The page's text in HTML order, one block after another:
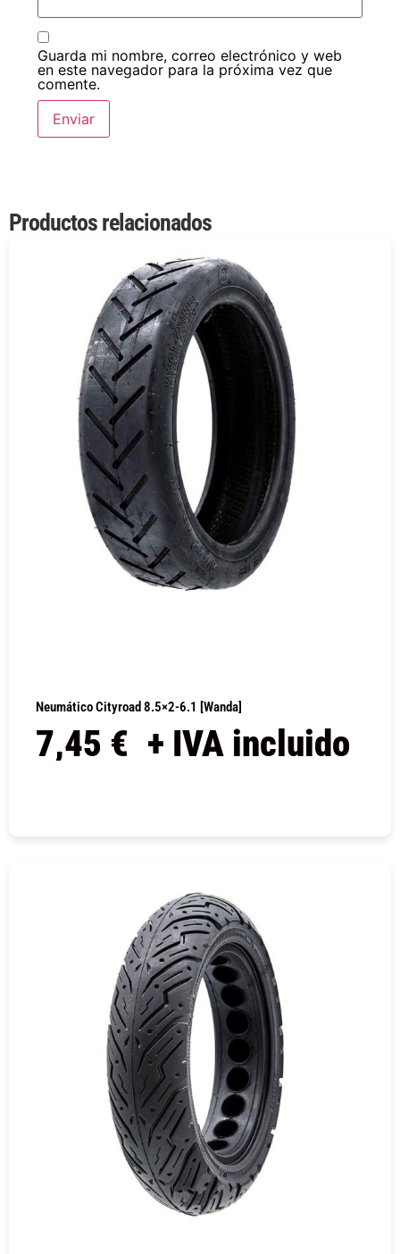
Guarda mi nombre, correo electrónico y web
en este navegador para la próxima vez que
comente.
Productos relacionados
Neumático Cityroad 8.5×2-6.1 [Wanda]
7,45 € + IVA incluido